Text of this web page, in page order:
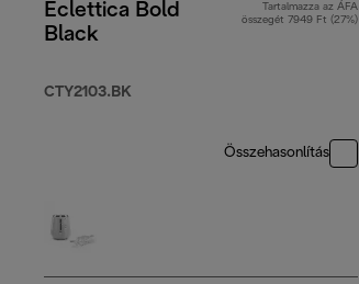
Eclettica Bold
Black
CTY2103.BK
Tartalmazza az ÁFA
összegét 7949 Ft (27%)
Összehasonlítás